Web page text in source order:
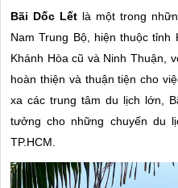
Bãi Dốc Lếtlà một trong
Nam Trung Bộ, hiện thuộc tỉnh
Khánh Hòa cũ và Ninh Thuận,
hoàn thiện và thuận tiện cho
xa các trung tâm du lịch lớn,
tưởng cho những chuyến du
TP.HCM.